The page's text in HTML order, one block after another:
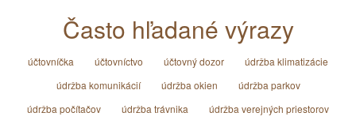
Často hľadané výrazy
účtovníčka účtovníctvo účtovný dozor
údržba klimatizácie
údržba komunikácií
údržba okien
údržba parkov
údržba počítačov
údržba trávnika
údržba verejných priestorov